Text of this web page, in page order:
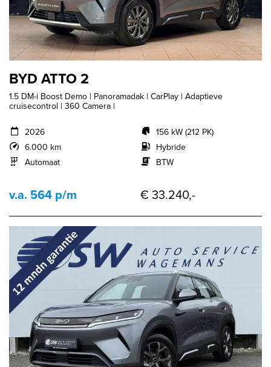
BYD ATTO 2
1.5 DM-i Boost Demo | Panoramadak | CarPlay | Adaptieve
cruisecontrol | 360 Camera |
2026
6.000 km
Automaat
156 kW (212 PK)
Hybride
BTW
v.a. 564 p/m € 33.240,-